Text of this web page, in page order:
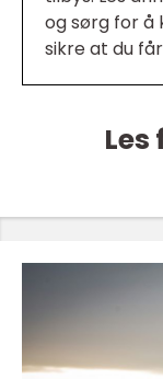
og sørg for å
sikre at du